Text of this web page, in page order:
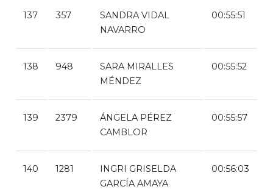
137 357
SANDRA VIDAL
NAVARRO
00:55:51
138 948
SARA MIRALLES
MÉNDEZ
00:55:52
139 2379
ÁNGELA PÉREZ
CAMBLOR
00:55:57
140 1281
INGRI GRISELDA
GARCÍA AMAYA
00:56:03